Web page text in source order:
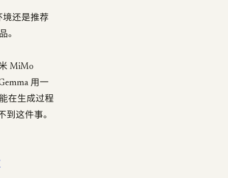
境还是推荐
。
MiMo
用一
在生成过程
到这件事。